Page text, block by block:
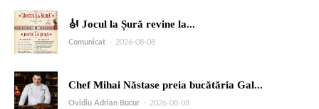
🎻 Jocul la Șură revine la...
Comunicat - 2026-08-08
Chef Mihai Năstase preia bucătăria Gal...
Ovidiu Adrian Bucur - 2026-08-08